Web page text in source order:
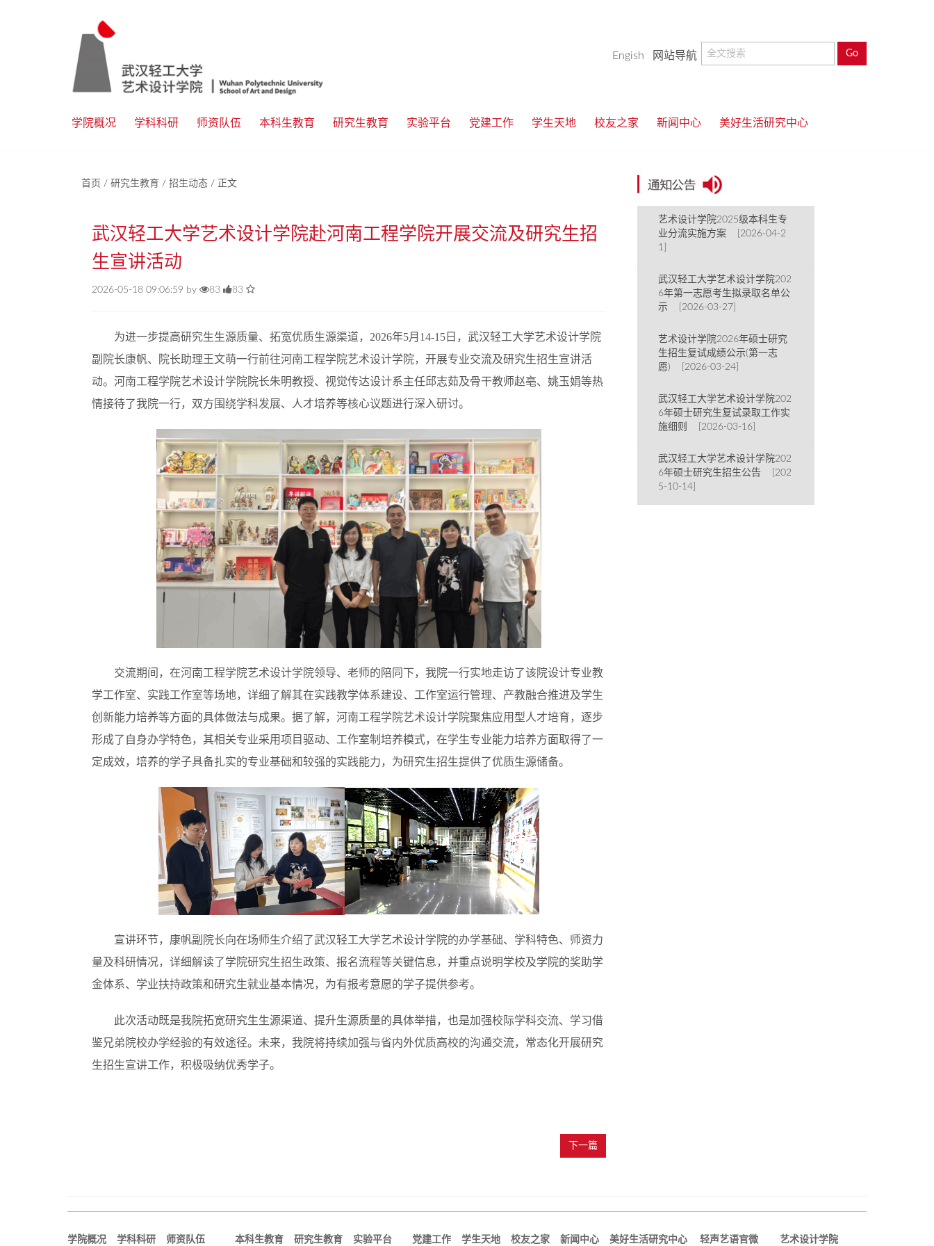
Engish 网站导航
学院概况 学科科研 师资队伍 本科生教育 研究生教育 实验平台 党建工作 学生天地 校友之家 新闻中心 美好生活研究中心
首页 / 研究生教育 / 招生动态 / 正文
武汉轻工大学艺术设计学院赴河南工程学院开展交流及研究生招
生宣讲活动
2026-05-18 09:06:59 by 83 83
为进一步提高研究生生源质量、拓宽优质生源渠道，2026年5月14-15日，武汉轻工大学艺术设计学院
副院长康帆、院长助理王文萌一行前往河南工程学院艺术设计学院，开展专业交流及研究生招生宣讲活
动。河南工程学院艺术设计学院院长朱明教授、视觉传达设计系主任邱志茹及骨干教师赵亳、姚玉娟等热
情接待了我院一行，双方围绕学科发展、人才培养等核心议题进行深入研讨。
交流期间，在河南工程学院艺术设计学院领导、老师的陪同下，我院一行实地走访了该院设计专业教
学工作室、实践工作室等场地，详细了解其在实践教学体系建设、工作室运行管理、产教融合推进及学生
创新能力培养等方面的具体做法与成果。据了解，河南工程学院艺术设计学院聚焦应用型人才培育，逐步
形成了自身办学特色，其相关专业采用项目驱动、工作室制培养模式，在学生专业能力培养方面取得了一
定成效，培养的学子具备扎实的专业基础和较强的实践能力，为研究生招生提供了优质生源储备。
宣讲环节，康帆副院长向在场师生介绍了武汉轻工大学艺术设计学院的办学基础、学科特色、师资力
量及科研情况，详细解读了学院研究生招生政策、报名流程等关键信息，并重点说明学校及学院的奖助学
金体系、学业扶持政策和研究生就业基本情况，为有报考意愿的学子提供参考。
此次活动既是我院拓宽研究生生源渠道、提升生源质量的具体举措，也是加强校际学科交流、学习借
鉴兄弟院校办学经验的有效途径。未来，我院将持续加强与省内外优质高校的沟通交流，常态化开展研究
生招生宣讲工作，积极吸纳优秀学子。
下一篇
艺术设计学院2025级本科生专
业分流实施方案 [2026-04-2
1]
武汉轻工大学艺术设计学院202
6年第一志愿考生拟录取名单公
示 [2026-03-27]
艺术设计学院2026年硕士研究
生招生复试成绩公示(第一志
愿) [2026-03-24]
武汉轻工大学艺术设计学院202
6年硕士研究生复试录取工作实
施细则 [2026-03-16]
武汉轻工大学艺术设计学院202
6年硕士研究生招生公告 [202
5-10-14]
学院概况 学科科研 师资队伍 本科生教育 研究生教育 实验平台 党建工作 学生天地 校友之家 新闻中心 美好生活研究中心 轻声艺语官微 艺术设计学院